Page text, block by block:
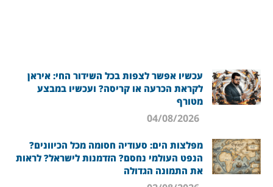
עכשיו אפשר לצפות בכל השידור החי: איראן
לקראת הכרעה או קריסה? ועכשיו במבצע
מטורף
מפלצות הים: סעודיה חסומה מכל הכיוונים?
הנפט העולמי נחסם? הזדמנות לישראל? לראות
את התמונה הגדולה